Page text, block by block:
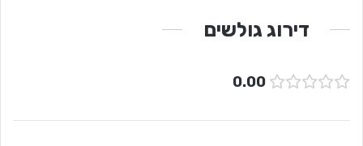
דירוג גולשים
0.00